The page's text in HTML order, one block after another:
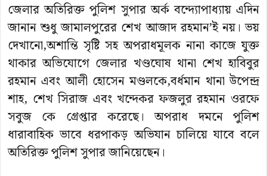
জেলার অতিরিক্ত পুলিশ সুপার অর্ক বন্দ্যোপাধ্যায় এদিন
জানান শুধু জামালপুরের শেখ আজাদ রহমান’ই নয়। ভয়
দেখানো,অশান্তি সৃষ্টি সহ অপরাধমূলক নানা কাজে যুক্ত
থাকার অভিযোগে জেলার খণ্ডঘোষ থানা শেখ হাবিবুর
রহমান এবং আলী হোসেন মণ্ডলকে,বর্ধমান থানা উপেন্দ্র
শাহ, শেখ সিরাজ এবং খন্দেকর ফজলুর রহমান ওরফে
সবুজ কে গ্রেপ্তার করেছে। অপরাধ দমনে পুলিশ
ধারাবাহিক ভাবে ধরপাকড় অভিযান চালিয়ে যাবে বলে
অতিরিক্ত পুলিশ সুপার জানিয়েছেন।